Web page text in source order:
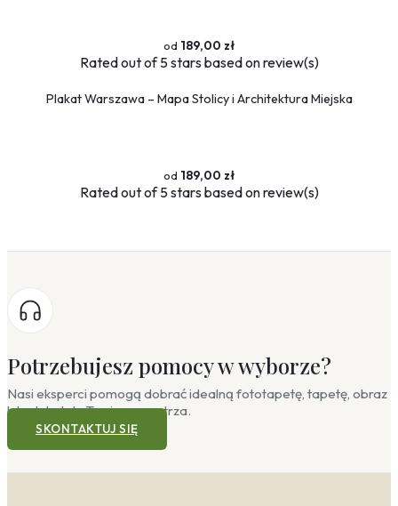
189,00 zł
Ratedout of 5 stars based onreview(s)
Plakat Warszawa – Mapa Stolicy i Architektura Miejska
189,00 zł
Ratedout of 5 stars based onreview(s)
Potrzebujesz pomocy w wyborze?
Nasi eksperci pomogą dobrać idealną fototapetę, tapetę, obraz
lub plakat do Twojego wnętrza.
SKONTAKTUJ SIĘ